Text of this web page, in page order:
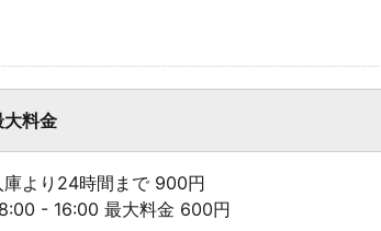
大料金
庫より24時間まで 900円
- 16:00 最大料金 600円